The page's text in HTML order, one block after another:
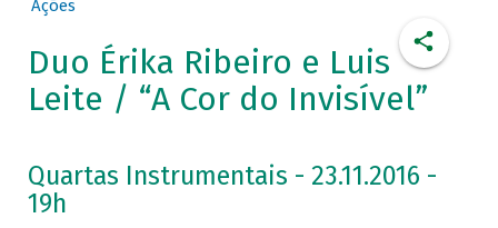
Ações
Duo Érika Ribeiro e Luis
Leite / “A Cor do Invisível”
Quartas Instrumentais - 23.11.2016 -
19h